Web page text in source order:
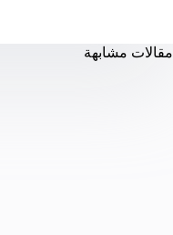
مقالات مشابهة